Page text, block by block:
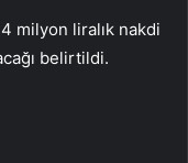
milyon liralık nakdi
belirtildi.